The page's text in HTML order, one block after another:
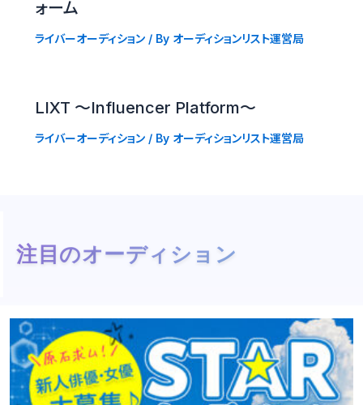
ォーム
ライバーオーディション/ By オーディションリスト運営局
LIXT 〜Influencer Platform〜
ライバーオーディション/ By オーディションリスト運営局
注目のオーディション